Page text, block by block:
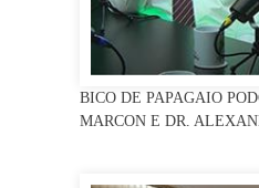
BICO DE PAPAGAIO
MARCON E DR.